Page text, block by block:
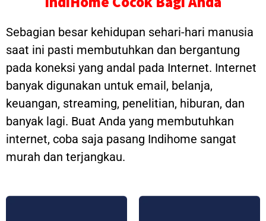
Sebagian besar kehidupan sehari-hari manusia
saat ini pasti membutuhkan dan bergantung
pada koneksi yang andal pada Internet. Internet
banyak digunakan untuk email, belanja,
keuangan, streaming, penelitian, hiburan, dan
banyak lagi. Buat Anda yang membutuhkan
internet, coba saja pasang Indihome sangat
murah dan terjangkau.